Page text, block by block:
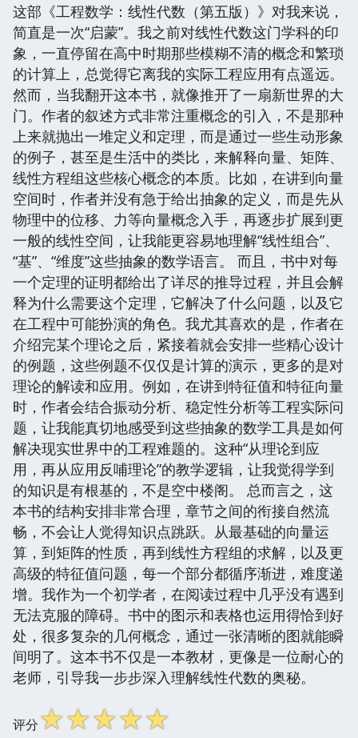
这部《工程数学：线性代数（第五版）》对我来说，
简直是一次“启蒙”。我之前对线性代数这门学科的印
象，一直停留在高中时期那些模糊不清的概念和繁琐
的计算上，总觉得它离我的实际工程应用有点遥远。
然而，当我翻开这本书，就像推开了一扇新世界的大
门。作者的叙述方式非常注重概念的引入，不是那种
上来就抛出一堆定义和定理，而是通过一些生动形象
的例子，甚至是生活中的类比，来解释向量、矩阵、
线性方程组这些核心概念的本质。比如，在讲到向量
空间时，作者并没有急于给出抽象的定义，而是先从
物理中的位移、力等向量概念入手，再逐步扩展到更
一般的线性空间，让我能更容易地理解“线性组合”、
“基”、“维度”这些抽象的数学语言。 而且，书中对每
一个定理的证明都给出了详尽的推导过程，并且会解
释为什么需要这个定理，它解决了什么问题，以及它
在工程中可能扮演的角色。我尤其喜欢的是，作者在
介绍完某个理论之后，紧接着就会安排一些精心设计
的例题，这些例题不仅仅是计算的演示，更多的是对
理论的解读和应用。例如，在讲到特征值和特征向量
时，作者会结合振动分析、稳定性分析等工程实际问
题，让我能真切地感受到这些抽象的数学工具是如何
解决现实世界中的工程难题的。这种“从理论到应
用，再从应用反哺理论”的教学逻辑，让我觉得学到
的知识是有根基的，不是空中楼阁。 总而言之，这
本书的结构安排非常合理，章节之间的衔接自然流
畅，不会让人觉得知识点跳跃。从最基础的向量运
算，到矩阵的性质，再到线性方程组的求解，以及更
高级的特征值问题，每一个部分都循序渐进，难度递
增。我作为一个初学者，在阅读过程中几乎没有遇到
无法克服的障碍。书中的图示和表格也运用得恰到好
处，很多复杂的几何概念，通过一张清晰的图就能瞬
间明了。这本书不仅是一本教材，更像是一位耐心的
老师，引导我一步步深入理解线性代数的奥秘。
评分☆☆☆☆☆